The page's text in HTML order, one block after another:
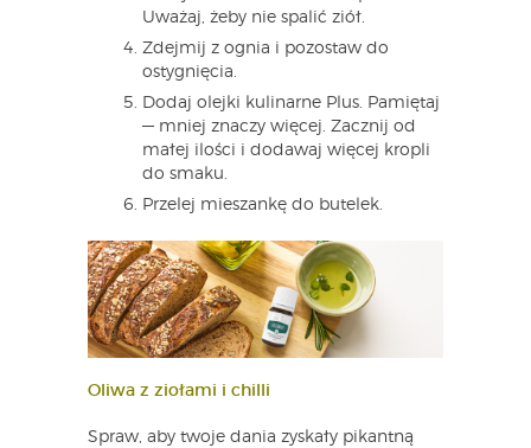
Uważaj, żeby nie spalić ziół.
Zdejmij z ognia i pozostaw do
ostygnięcia.
Dodaj olejki kulinarne Plus. Pamiętaj
— mniej znaczy więcej. Zacznij od
małej ilości i dodawaj więcej kropli
do smaku.
Przelej mieszankę do butelek.
Oliwa z ziołami i chilli
Spraw, aby twoje dania zyskały pikantną